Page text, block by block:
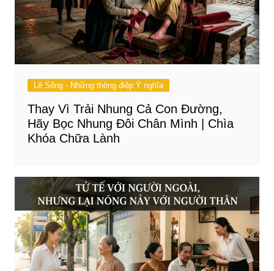
Lẽ Sống - Những thông điệp Ý nghĩa
Thay Vì Trải Nhung Cả Con Đường,
Hãy Bọc Nhung Đôi Chân Mình | Chìa
Khóa Chữa Lành